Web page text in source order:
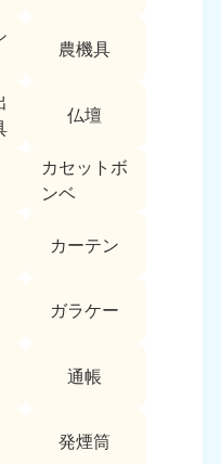
農機具
仏壇
カセットボ
ンベ
カーテン
ガラケー
通帳
発煙筒
徳島県
050-1880-9898
〜19:00 年中無休
〜19:00 年中無休